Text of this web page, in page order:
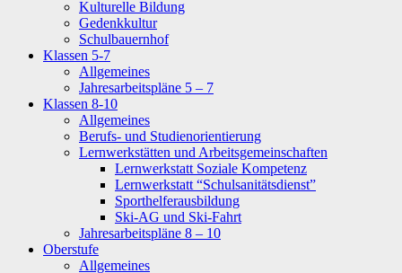
Kulturelle Bildung
Gedenkkultur
Schulbauernhof
Klassen 5-7
Allgemeines
Jahresarbeitspläne 5 – 7
Klassen 8-10
Allgemeines
Berufs- und Studienorientierung
Lernwerkstätten und Arbeitsgemeinschaften
Lernwerkstatt Soziale Kompetenz
Lernwerkstatt “Schulsanitätsdienst”
Sporthelferausbildung
Ski-AG und Ski-Fahrt
Jahresarbeitspläne 8 – 10
Oberstufe
Allgemeines